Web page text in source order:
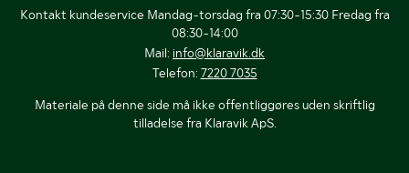
Kontakt kundeservice Mandag-torsdag fra 07:30-15:30 Fredag fra
08:30-14:00
Mail: info@klaravik.dk
Telefon: 7220 7035
Materiale på denne side må ikke offentliggøres uden skriftlig
tilladelse fra Klaravik ApS.